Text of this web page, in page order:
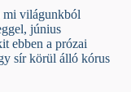
mi világunkból
június
ebben a prózai
sír körül álló kórus